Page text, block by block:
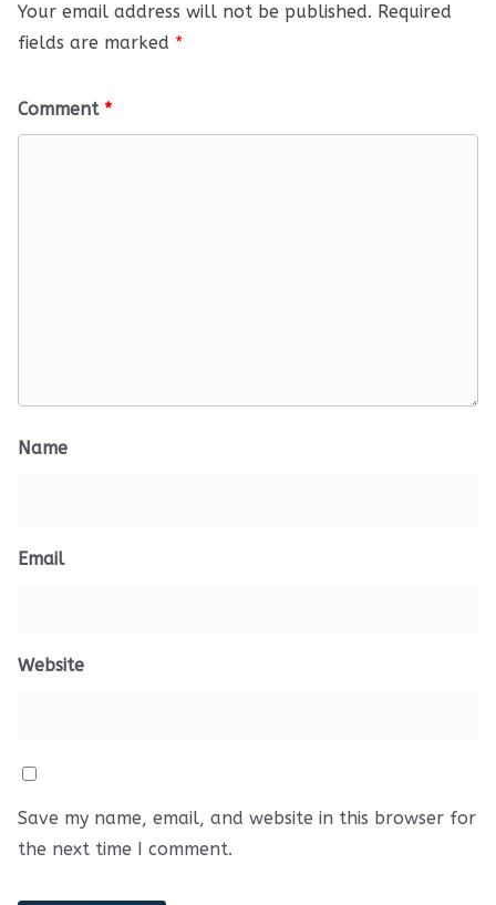
Your email address will not be published. Required
fields are marked *
Comment *
Name
Email
Website
Save my name, email, and website in this browser for
the next time I comment.